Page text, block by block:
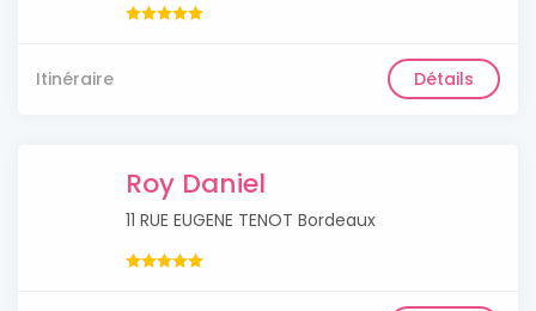
Itinéraire Détails
Roy Daniel
11 RUE EUGENE TENOT Bordeaux